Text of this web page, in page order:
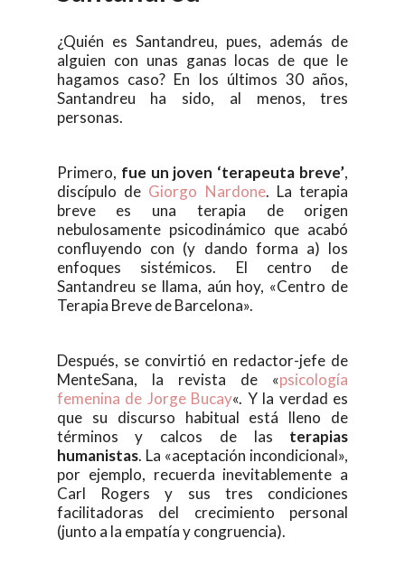
¿Quién es Santandreu, pues, además de
alguien con unas ganas locas de que le
hagamos caso? En los últimos 30 años,
Santandreu ha sido, al menos, tres
personas.
Primero, fue un joven ‘terapeuta breve’,
discípulo de Giorgo Nardone. La terapia
breve es una terapia de origen
nebulosamente psicodinámico que acabó
confluyendo con (y dando forma a) los
enfoques sistémicos. El centro de
Santandreu se llama, aún hoy, «Centro de
Terapia Breve de Barcelona».
Después, se convirtió en redactor-jefe de
MenteSana, la revista de «psicología
femenina de Jorge Bucay«. Y la verdad es
que su discurso habitual está lleno de
términos y calcos de las terapias
humanistas. La «aceptación incondicional»,
por ejemplo, recuerda inevitablemente a
Carl Rogers y sus tres condiciones
facilitadoras del crecimiento personal
(junto a la empatía y congruencia).